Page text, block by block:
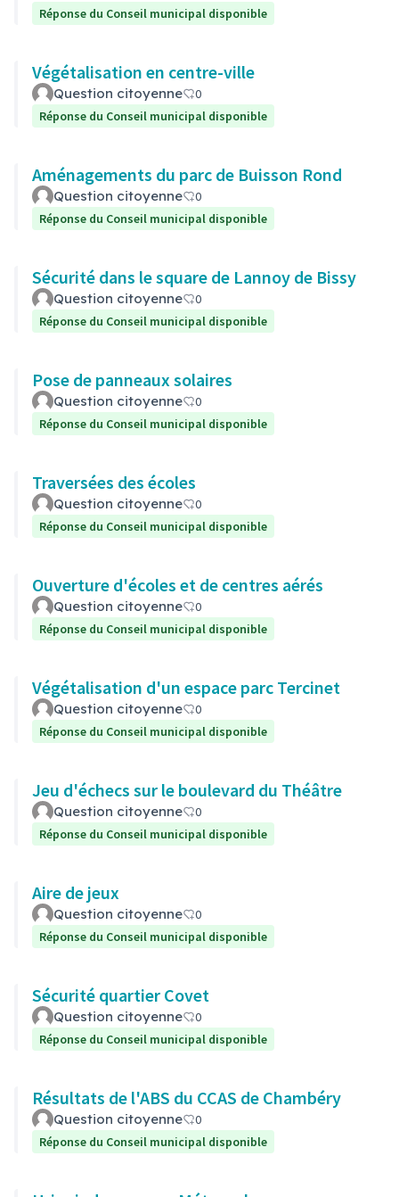
Réponse du Conseil municipal disponible
Végétalisation en centre-ville
Question citoyenne
0
Réponse du Conseil municipal disponible
Aménagements du parc de Buisson Rond
Question citoyenne
0
Réponse du Conseil municipal disponible
Sécurité dans le square de Lannoy de Bissy
Question citoyenne
0
Réponse du Conseil municipal disponible
Pose de panneaux solaires
Question citoyenne
0
Réponse du Conseil municipal disponible
Traversées des écoles
Question citoyenne
0
Réponse du Conseil municipal disponible
Ouverture d'écoles et de centres aérés
Question citoyenne
0
Réponse du Conseil municipal disponible
Végétalisation d'un espace parc Tercinet
Question citoyenne
0
Réponse du Conseil municipal disponible
Jeu d'échecs sur le boulevard du Théâtre
Question citoyenne
0
Réponse du Conseil municipal disponible
Aire de jeux
Question citoyenne
0
Réponse du Conseil municipal disponible
Sécurité quartier Covet
Question citoyenne
0
Réponse du Conseil municipal disponible
Résultats de l'ABS du CCAS de Chambéry
Question citoyenne
0
Réponse du Conseil municipal disponible